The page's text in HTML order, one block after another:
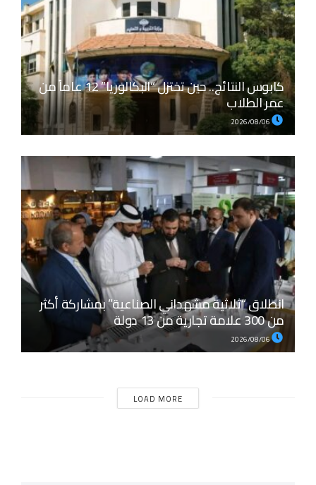
كابوس النتائج.. حين تختزل “البكالوريا” 12 عاماً من
عمر الطلاب
انطلاق “ثلاثية مشهداني الصناعية” بمشاركة أكثر
من 300 علامة تجارية من 13 دولة
2026/08/06
LOAD MORE